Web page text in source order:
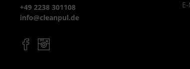
+49 2238 301108
info@cleanpul.de